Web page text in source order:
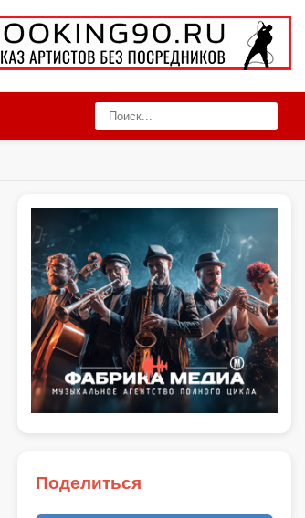
Поделиться